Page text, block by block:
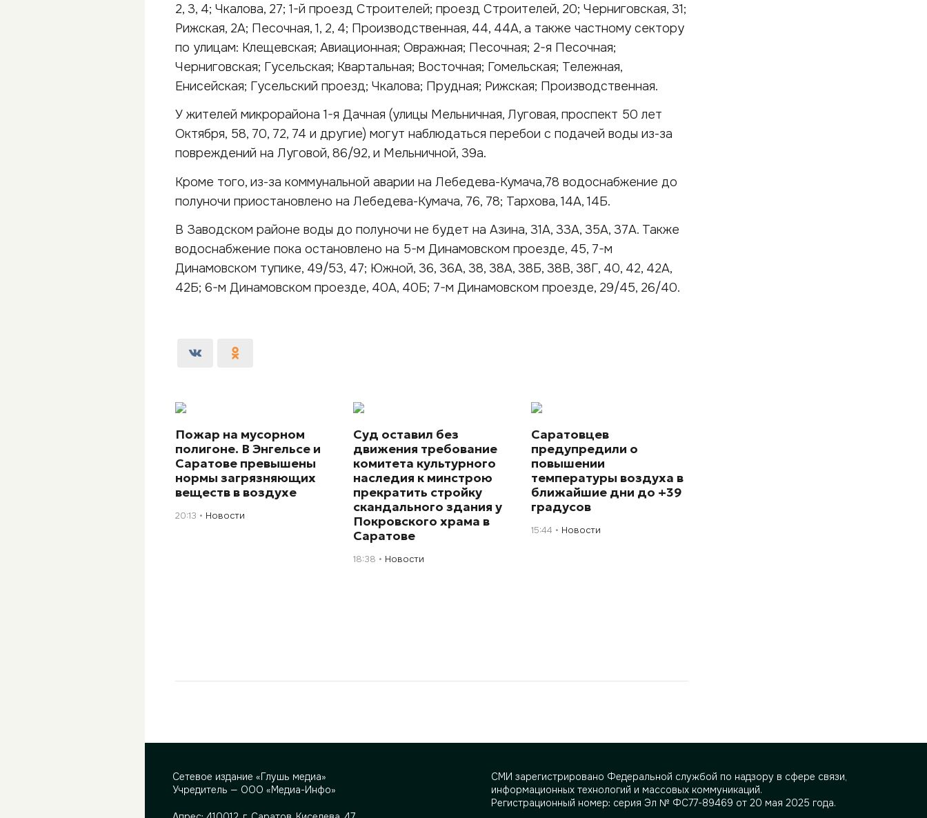
2, 3, 4; Чкалова, 27; 1-й проезд Строителей; проезд Строителей, 20; Черниговская, 31;
Рижская, 2А; Песочная, 1, 2, 4; Производственная, 44, 44А, а также частному сектору
по улицам: Клещевская; Авиационная; Овражная; Песочная; 2-я Песочная;
Черниговская; Гусельская; Квартальная; Восточная; Гомельская; Тележная,
Енисейская; Гусельский проезд; Чкалова; Прудная; Рижская; Производственная.
У жителей микрорайона 1-я Дачная (улицы Мельничная, Луговая, проспект 50 лет
Октября, 58, 70, 72, 74 и другие) могут наблюдаться перебои с подачей воды из-за
повреждений на Луговой, 86/92, и Мельничной, 39а.
Кроме того, из-за коммунальной аварии на Лебедева-Кумача,78 водоснабжение до
полуночи приостановлено на Лебедева-Кумача, 76, 78; Тархова, 14А, 14Б.
В Заводском районе воды до полуночи не будет на Азина, 31А, 33А, 35А, 37А. Также
водоснабжение пока остановлено на 5-м Динамовском проезде, 45, 7-м
Динамовском тупике, 49/53, 47; Южной, 36, 36А, 38, 38А, 38Б, 38В, 38Г, 40, 42, 42А,
42Б; 6-м Динамовском проезде, 40А, 40Б; 7-м Динамовском проезде, 29/45, 26/40.
Пожар на мусорном
полигоне. В Энгельсе и
Саратове превышены
нормы загрязняющих
веществ в воздухе
20:13 Новости
Суд оставил без
движения требование
комитета культурного
наследия к минстрою
прекратить стройку
скандального здания у
Покровского храма в
Саратове
18:38 Новости
Саратовцев
предупредили о
повышении
температуры воздуха в
ближайшие дни до +39
градусов
15:44 Новости
Сетевое издание «Глушь медиа»
Учредитель — ООО «Медиа-Инфо»
СМИ зарегистрировано Федеральной службой по надзору в сфере связи,
информационных технологий и массовых коммуникаций.
Регистрационный номер: серия Эл № ФС77-89469 от 20 мая 2025 года.